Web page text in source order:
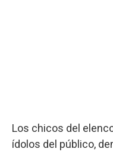
Los chicos del
ídolos del público,